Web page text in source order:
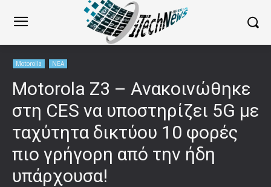
Motorolla ΝΕΑ
Motorola Z3 – Ανακοινώθηκε
στη CES να υποστηρίζει 5G με
ταχύτητα δικτύου 10 φορές
πιο γρήγορη από την ήδη
υπάρχουσα!